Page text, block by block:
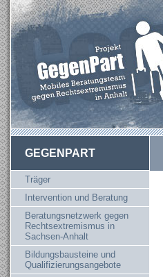
GEGENPART
Träger
Intervention und Beratung
Beratungsnetzwerk gegen
Rechtsextremismus in
Sachsen-Anhalt
Bildungsbausteine und
Qualifizierungsangebote